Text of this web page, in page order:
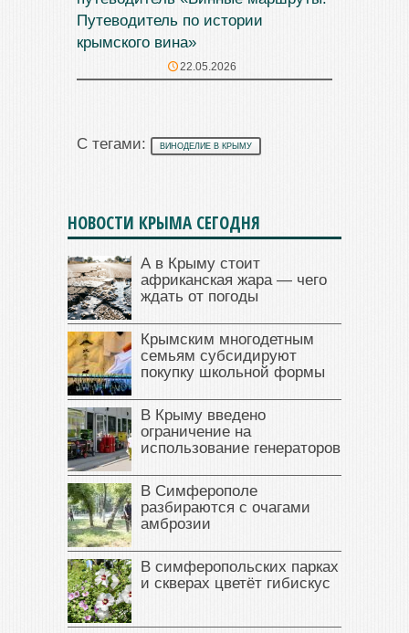
Путеводитель по истории
крымского вина»
22.05.2026
С тегами: ВИНОДЕЛИЕ В КРЫМУ
НОВОСТИ КРЫМА СЕГОДНЯ
А в Крыму стоит
африканская жара — чего
ждать от погоды
Крымским многодетным
семьям субсидируют
покупку школьной формы
В Крыму введено
ограничение на
использование генераторов
В Симферополе
разбираются с очагами
амброзии
В симферопольских парках
и скверах цветёт гибискус